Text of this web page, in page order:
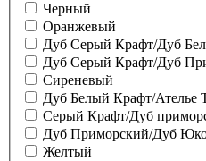
Черный
Оранжевый
Дуб Серый Крафт/Дуб
Дуб Серый Крафт/Дуб
Сиреневый
Дуб Белый Крафт/Ателье
Серый Крафт/Дуб
Дуб Приморский/Дуб
Желтый